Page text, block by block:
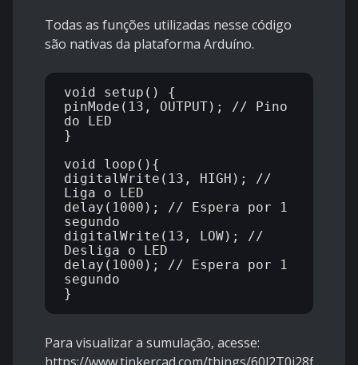
Todas as funções utilizadas nesse código
são nativas da plataforma Arduíno.
void setup() {
pinMode(13, OUTPUT); // Pino
do LED
}
void loop(){
digitalWrite(13, HIGH); //
Liga o LED
delay(1000); // Espera por 1
segundo
digitalWrite(13, LOW); //
Desliga o LED
delay(1000); // Espera por 1
segundo
Para visualizar a sumulação, acesse: